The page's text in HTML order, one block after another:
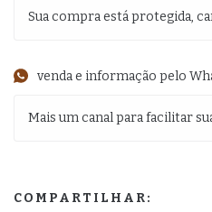
Sua compra está protegida,
venda e informação pelo
Mais um canal para facilitar
COMPARTILHAR: